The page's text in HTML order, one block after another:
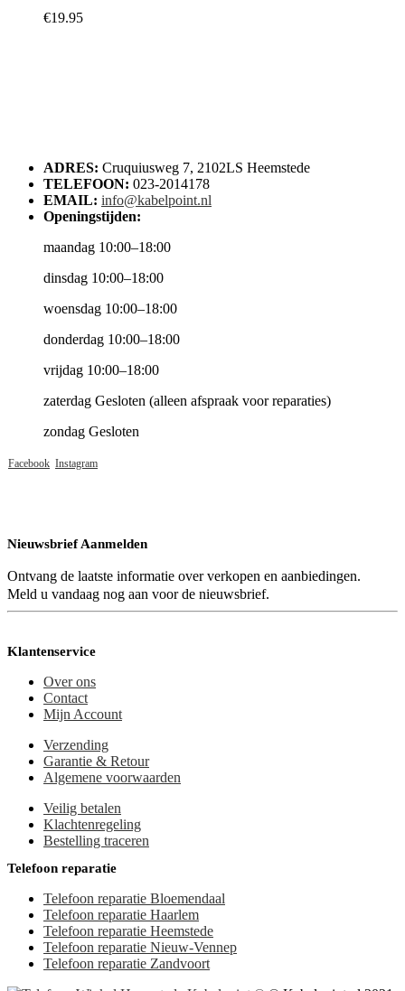
€19.95
ADRES: Cruquiusweg 7, 2102LS Heemstede
TELEFOON: 023-2014178
EMAIL: info@kabelpoint.nl
Openingstijden:
maandag 10:00–18:00
dinsdag 10:00–18:00
woensdag 10:00–18:00
donderdag 10:00–18:00
vrijdag 10:00–18:00
zaterdag Gesloten (alleen afspraak voor reparaties)
zondag Gesloten
Facebook Instagram
Nieuwsbrief Aanmelden
Ontvang de laatste informatie over verkopen en aanbiedingen.
Meld u vandaag nog aan voor de nieuwsbrief.
Klantenservice
Over ons
Contact
Mijn Account
Verzending
Garantie & Retour
Algemene voorwaarden
Veilig betalen
Klachtenregeling
Bestelling traceren
Telefoon reparatie
Telefoon reparatie Bloemendaal
Telefoon reparatie Haarlem
Telefoon reparatie Heemstede
Telefoon reparatie Nieuw-Vennep
Telefoon reparatie Zandvoort